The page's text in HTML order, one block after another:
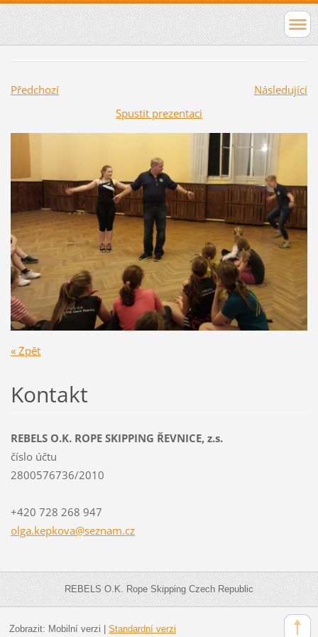
Předchozí
Následující
Spustit prezentaci
« Zpět
Kontakt
REBELS O.K. ROPE SKIPPING ŘEVNICE, z.s.
číslo účtu
2800576736/2010
+420 728 268 947
olga.kepkova@seznam.cz
REBELS O.K. Rope Skipping Czech Republic
Zobrazit: Mobilní verzi | Standardní verzi